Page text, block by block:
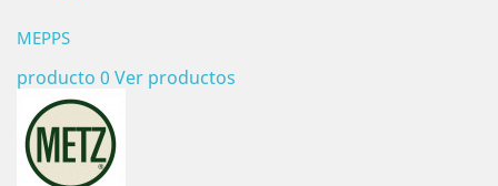
MEPPS
producto 0 Ver productos